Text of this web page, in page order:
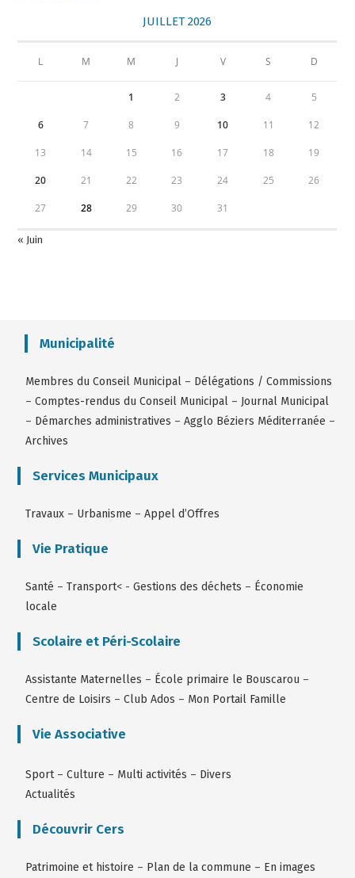
JUILLET 2026
L M M J V S D
1 2 3 4 5
6 7 8 9 10 11 12
13 14 15 16 17 18 19
20 21 22 23 24 25 26
27 28 29 30 31
« Juin
Municipalité
Membres du Conseil Municipal – Délégations / Commissions
–Comptes-rendus du Conseil Municipal – Journal Municipal
– Démarches administratives –Agglo Béziers Méditerranée –
Archives
Services Municipaux
Travaux – Urbanisme –Appel d’Offres
Vie Pratique
Santé –Transport< -Gestions des déchets – Économie
locale
Scolaire et Péri-Scolaire
Assistante Maternelles – École primaire le Bouscarou –
Centre de Loisirs –Club Ados – Mon Portail Famille
Vie Associative
Sport –Culture – Multi activités – Divers
Actualités
Découvrir Cers
Patrimoine et histoire – Plan de la commune – En images